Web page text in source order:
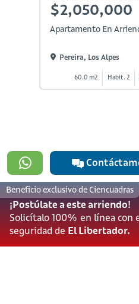
Beneficio exclusivo de Ciencuadras
¡Postúlate a este arriendo!
Solicítalo 100% en línea con
seguridad de El Libertador.
$2,050,000
Apartamento En
Pereira, Los Alpes
60.0 m2 Habit. 2
601
Canales de
Preguntas